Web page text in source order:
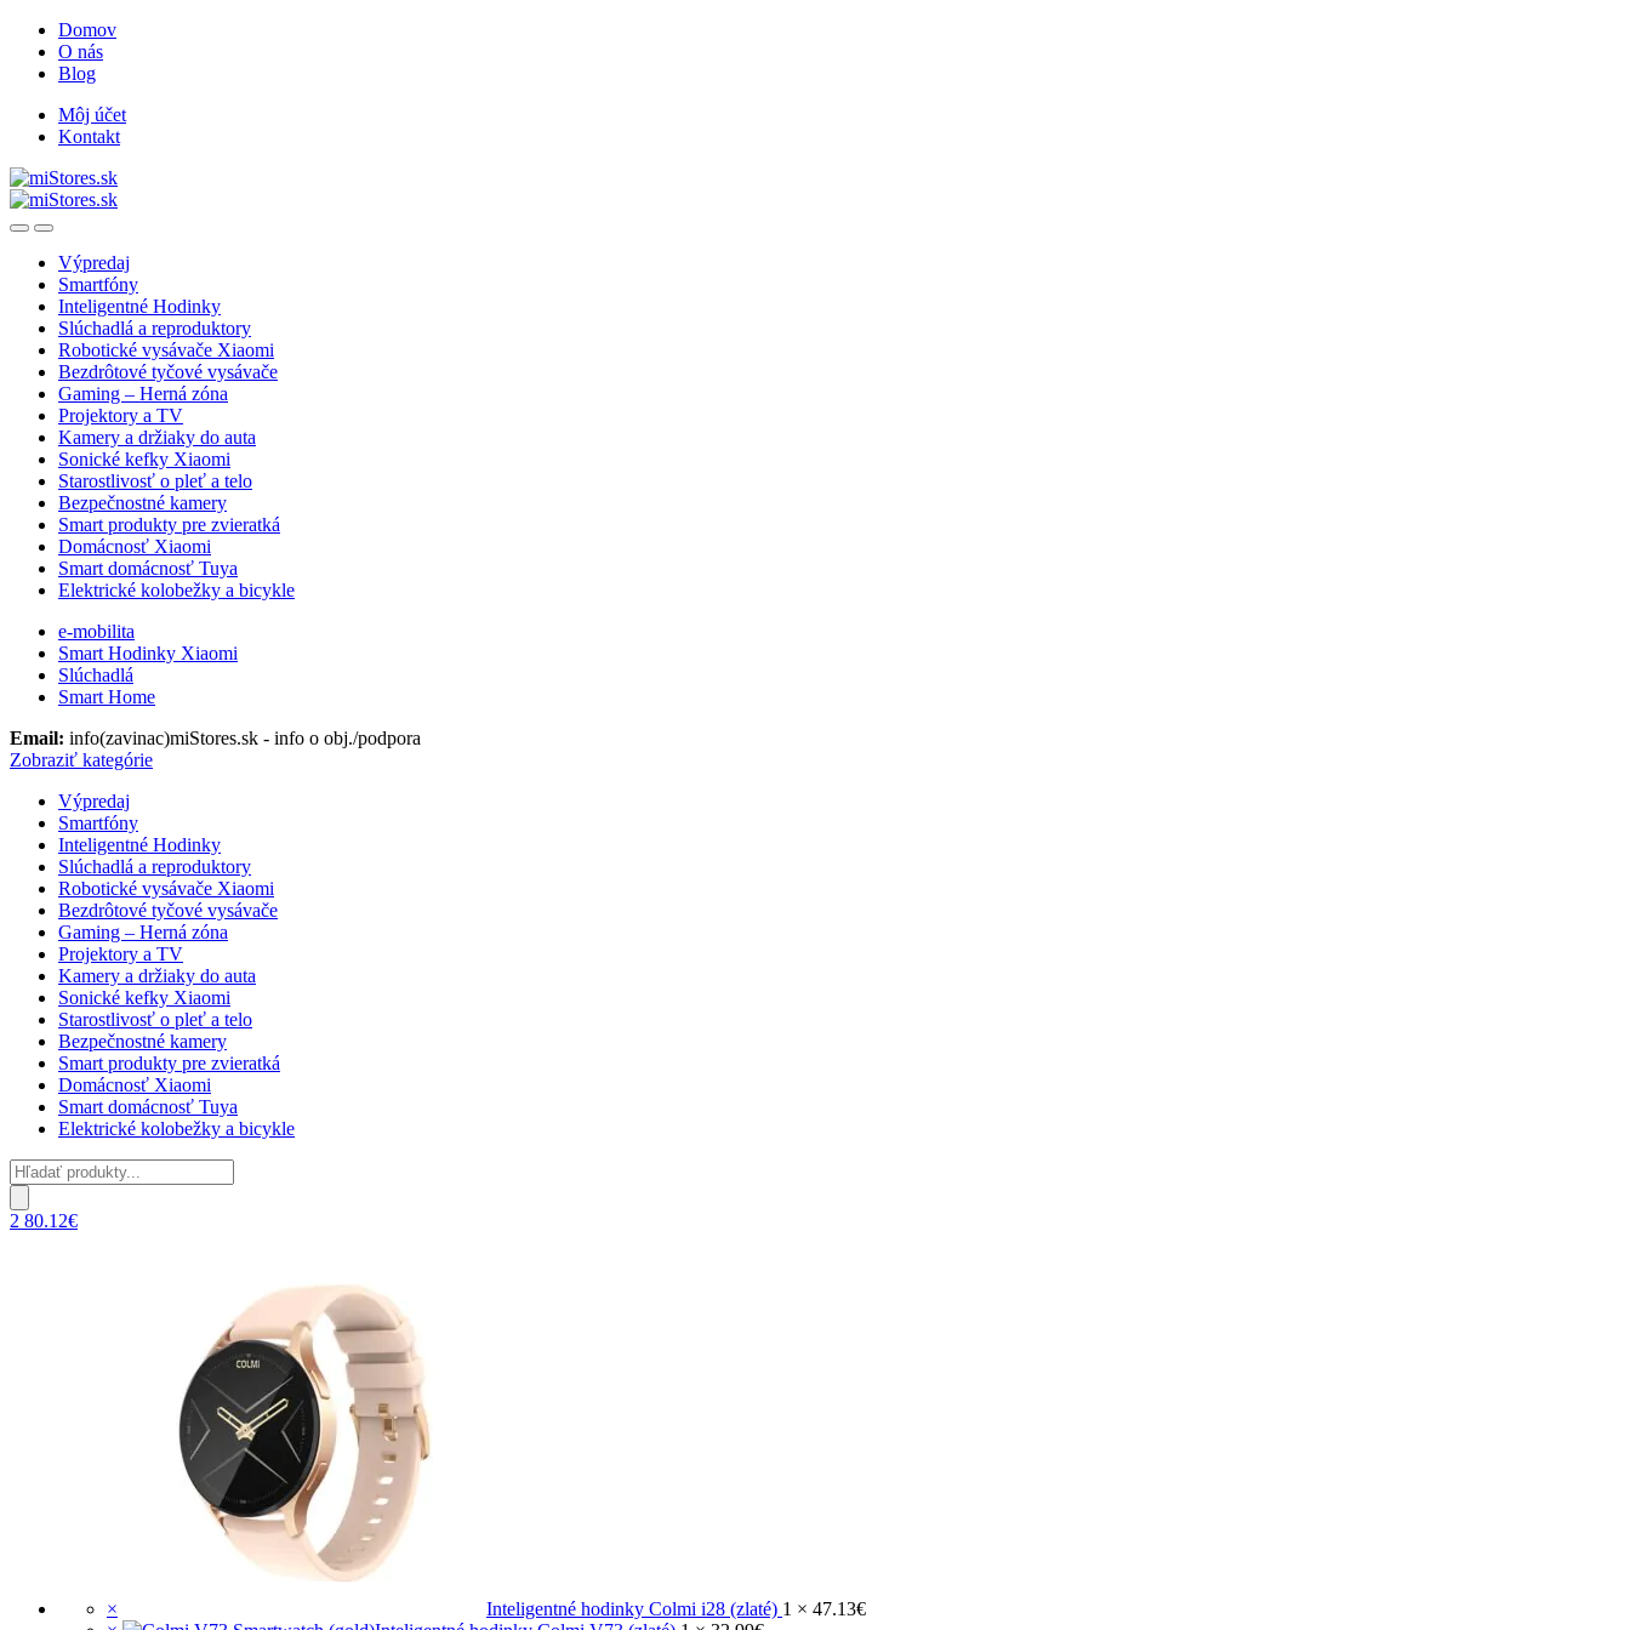
Skip
navigation
Skip
content
Domov
O nás
Blog
Môj účet
Kontakt
OpenClose
Výpredaj
Smartfóny
Inteligentné Hodinky
Slúchadlá a reproduktory
Robotické vysávače Xiaomi
Bezdrôtové tyčové vysávače
Gaming – Herná zóna
Projektory a TV
Kamery a držiaky do auta
Sonické kefky Xiaomi
Starostlivosť o pleť a telo
Bezpečnostné kamery
Smart produkty pre zvieratká
Domácnosť Xiaomi
Smart domácnosť Tuya
Elektrické kolobežky a bicykle
e-mobilita
Smart Hodinky Xiaomi
Slúchadlá
Smart Home
Email: info(zavinac)miStores.sk - info o obj./podpora
Zobraziť kategórie
Výpredaj
Smartfóny
Inteligentné Hodinky
Slúchadlá a reproduktory
Robotické vysávače Xiaomi
Bezdrôtové tyčové vysávače
Gaming – Herná zóna
Projektory a TV
Kamery a držiaky do auta
Sonické kefky Xiaomi
Starostlivosť o pleť a telo
Bezpečnostné kamery
Smart produkty pre zvieratká
Domácnosť Xiaomi
Smart domácnosť Tuya
Elektrické kolobežky a bicykle
Products
search
2 80.12€
× Inteligentné hodinky Colmi i28 (zlaté) 1 × 47.13€